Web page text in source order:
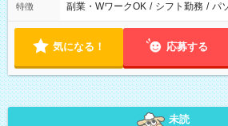
特徴 副業・WワークOK / シフト勤務 / パ
気になる！ 応募する
未読